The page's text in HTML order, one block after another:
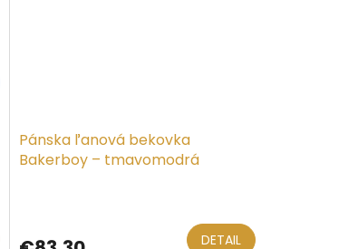
Pánska ľanová bekovka
Bakerboy – tmavomodrá
DETAIL